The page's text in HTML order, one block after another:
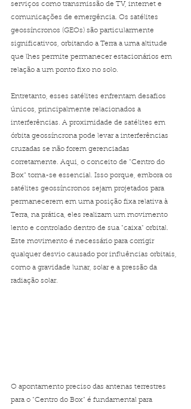
serviços como transmissão de TV, internet e
comunicações de emergência. Os satélites
geossíncronos (GEOs) são particularmente
significativos, orbitando a Terra a uma altitude
que lhes permite permanecer estacionários em
relação a um ponto fixo no solo.
Entretanto, esses satélites enfrentam desafios
únicos, principalmente relacionados a
interferências. A proximidade de satélites em
órbita geossíncrona pode levar a interferências
cruzadas se não forem gerenciadas
corretamente. Aqui, o conceito de "Centro do
Box" torna-se essencial. Isso porque, embora os
satélites geossíncronos sejam projetados para
permanecerem em uma posição fixa relativa à
Terra, na prática, eles realizam um movimento
lento e controlado dentro de sua "caixa" orbital.
Este movimento é necessário para corrigir
qualquer desvio causado por influências orbitais,
como a gravidade lunar, solar e a pressão da
radiação solar.
O apontamento preciso das antenas terrestres
para o "Centro do Box" é fundamental para